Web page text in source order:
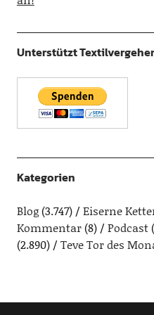
Unterstützt
Kategorien
Blog(3.747) Eiserne
Kommentar(8) Podcast
(2.890)
Teve Tor des